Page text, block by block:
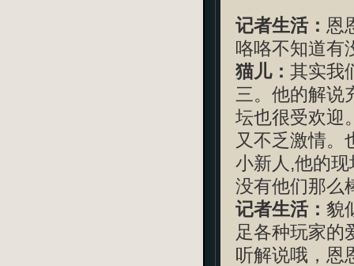
记者生活： 恩
咯咯不知道
猫儿： 其实我
三。他的解说
坛也很受欢迎
又不乏激情。
小新人,他的
没有他们那么
记者生活： 貌
足各种玩家的
听解说哦，恩